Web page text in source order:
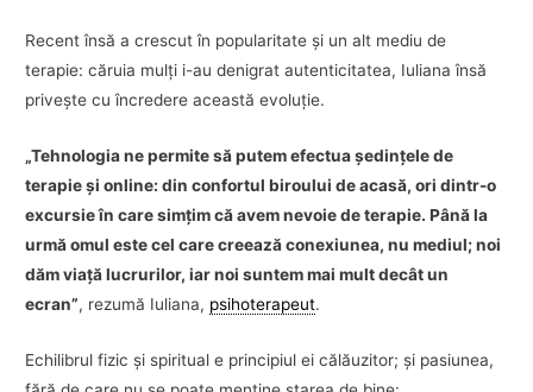
Recent însă a crescut în popularitate şi un alt mediu de
terapie: căruia mulţi i-au denigrat autenticitatea, Iuliana însă
priveşte cu încredere această evoluţie.
„Tehnologia ne permite să putem efectua şedinţele de
terapie şi online: din confortul biroului de acasă, ori dintr-o
excursie în care simţim că avem nevoie de terapie. Până la
urmă omul este cel care creează conexiunea, nu mediul; noi
dăm viaţă lucrurilor, iar noi suntem mai mult decât un
ecran”, rezumă Iuliana, psihoterapeut.
Echilibrul fizic şi spiritual e principiul ei călăuzitor; şi pasiunea,